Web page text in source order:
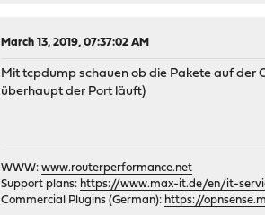
March 13, 2019, 07:37:02 AM
Mit tcpdump schauen ob die Pakete auf der
überhaupt der Port läuft)
WWW:www.routerperformance.net
Support plans: https://www.max-it.de/en/it-
Commercial Plugins (German): https://